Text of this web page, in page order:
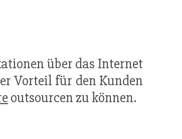
über das Internet
Vorteil für den Kunden
outsourcen zu können.